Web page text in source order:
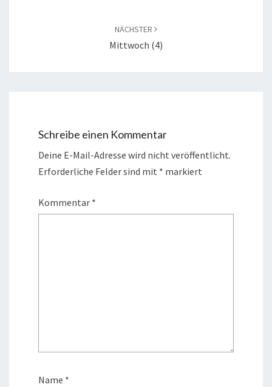
NÄCHSTER
Mittwoch (4)
Schreibe einen Kommentar
Deine E-Mail-Adresse wird nicht veröffentlicht.
Erforderliche Felder sind mit * markiert
Kommentar *
Name *